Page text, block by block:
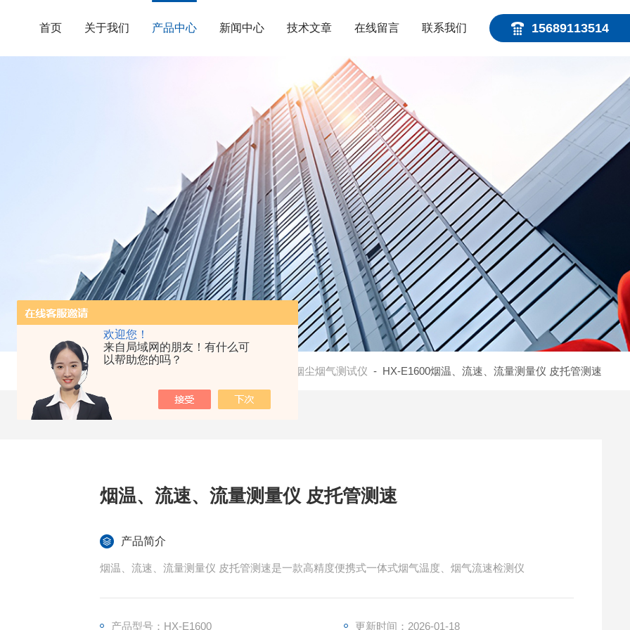
欢迎您！
来自局域网的朋友！有什么可
以帮助您的吗？
15689113514
首页 关于我们 产品中心 新闻中心 技术文章 在线留言 联系我们
烟尘烟气测试仪 - HX-E1600烟温、流速、流量测量仪 皮托管测速
烟温、流速、流量测量仪 皮托管测速
产品简介
烟温、流速、流量测量仪 皮托管测速是一款高精度便携式一体式烟气温度、烟气流速检测仪
产品型号：HX-E1600 更新时间：2026-01-18